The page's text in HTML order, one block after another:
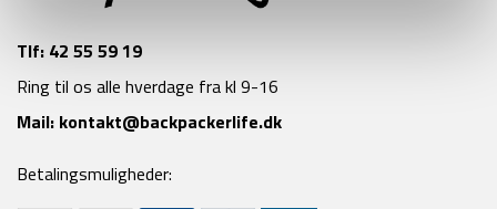
Tlf: 42 55 59 19
Ring til os alle hverdage fra kl 9-16
Mail: kontakt@backpackerlife.dk
Betalingsmuligheder: